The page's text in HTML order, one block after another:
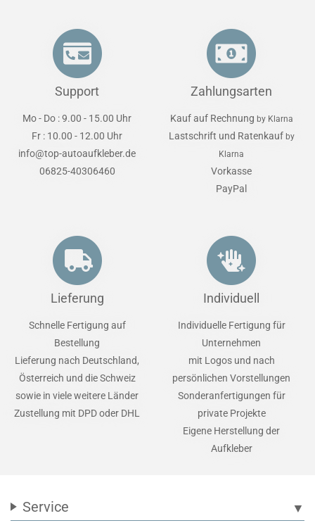
Support
Mo - Do : 9.00 - 15.00 Uhr
Fr : 10.00 - 12.00 Uhr
info@top-autoaufkleber.de
06825-40306460
Zahlungsarten
Kauf auf Rechnung by Klarna
Lastschrift und Ratenkauf by
Klarna
Vorkasse
PayPal
Lieferung
Schnelle Fertigung auf
Bestellung
Lieferung nach Deutschland,
Österreich und die Schweiz
sowie in viele weitere Länder
Zustellung mit DPD oder DHL
Individuell
Individuelle Fertigung für
Unternehmen
mit Logos und nach
persönlichen Vorstellungen
Sonderanfertigungen für
private Projekte
Eigene Herstellung der
Aufkleber
Service ▼